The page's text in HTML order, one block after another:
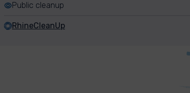
Public cleanup
RhineCleanUp